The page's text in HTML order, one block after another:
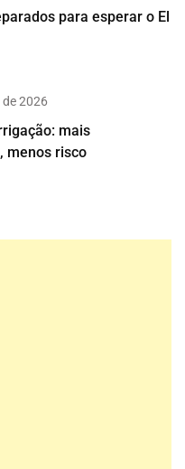
para esperar o El
2026
mais
menos risco